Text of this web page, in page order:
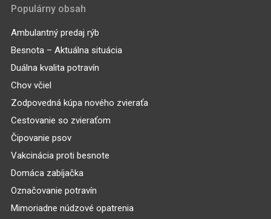
Populárny obsah
Ambulantný predaj rýb
Besnota – Aktuálna situácia
Duálna kvalita potravín
Chov včiel
Zodpovedná kúpa nového zvieraťa
Cestovanie so zvieraťom
Čipovanie psov
Vakcinácia proti besnote
Domáca zabíjačka
Označovanie potravín
Mimoriadne núdzové opatrenia